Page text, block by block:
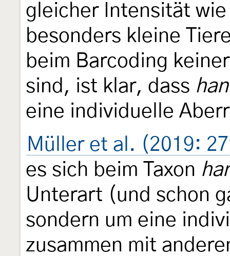
gleicher Intensität
besonders kleine
beim Barcoding
sind, ist klar, dass
eine individuelle
Müller et al. (2019:
es sich beim Taxon
Unterart (und schon
sondern um eine
zusammen mit